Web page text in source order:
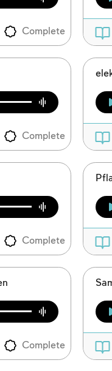
Complete
Complete
Complete
Complete